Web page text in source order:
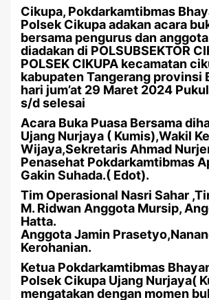
Cikupa, Pokdarkamtibmas
Polsek Cikupa adakan acara
bersama pengurus dan
diadakan di POLSUBSEKTOR
POLSEK CIKUPA kecamatan
kabupaten Tangerang provinsi
hari jum’at 29 Maret 2024
s/d selesai
Acara Buka Puasa Bersama
Ujang Nurjaya ( Kumis),Wakil
Wijaya,Sekretaris Ahmad
Penasehat Pokdarkamtibmas
Gakin Suhada.( Edot).
Tim Operasional Nasri Sahar
M. Ridwan Anggota Mursip,
Hatta.
Anggota Jamin
Kerohanian.
Ketua Pokdarkamtibmas
Polsek Cikupa Ujang Nurjaya(
mengatakan dengan momen